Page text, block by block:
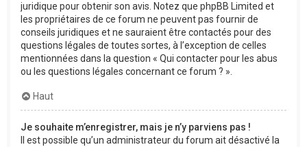
juridique pour obtenir son avis. Notez que phpBB Limited et
les propriétaires de ce forum ne peuvent pas fournir de
conseils juridiques et ne sauraient être contactés pour des
questions légales de toutes sortes, à l’exception de celles
mentionnées dans la question « Qui contacter pour les abus
ou les questions légales concernant ce forum ? ».
Haut
Je souhaite m’enregistrer, mais je n’y parviens pas !
Il est possible qu’un administrateur du forum ait désactivé la